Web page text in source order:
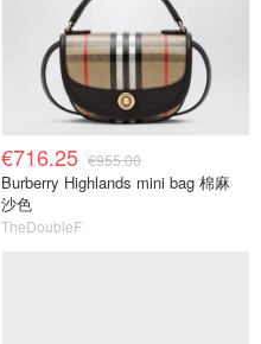
€716.25 €955.00
Burberry Highlands mini bag 棉麻
沙色
TheDoubleF